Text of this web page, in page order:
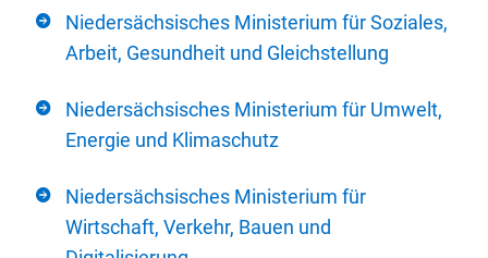
Niedersächsisches Ministerium für Soziales,
Arbeit, Gesundheit und Gleichstellung
Niedersächsisches Ministerium für Umwelt,
Energie und Klimaschutz
Niedersächsisches Ministerium für
Wirtschaft, Verkehr, Bauen und